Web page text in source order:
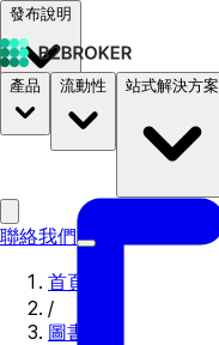
發布說明
文件 定價 B2STORE
產品 流動性 站式解決方案
聯絡我們
首頁
/
圖書館